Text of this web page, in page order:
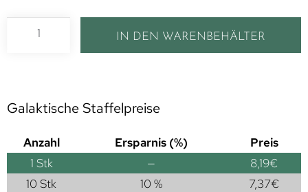
IN DEN WARENBEHÄLTER
Galaktische Staffelpreise
Anzahl Ersparnis (%)
Preis
1 Stk — 8,19€
10 Stk
10 % 7,37€